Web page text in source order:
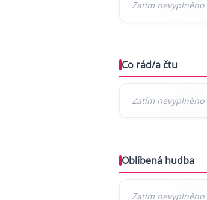
Co rád/a čtu
Oblíbená hudba